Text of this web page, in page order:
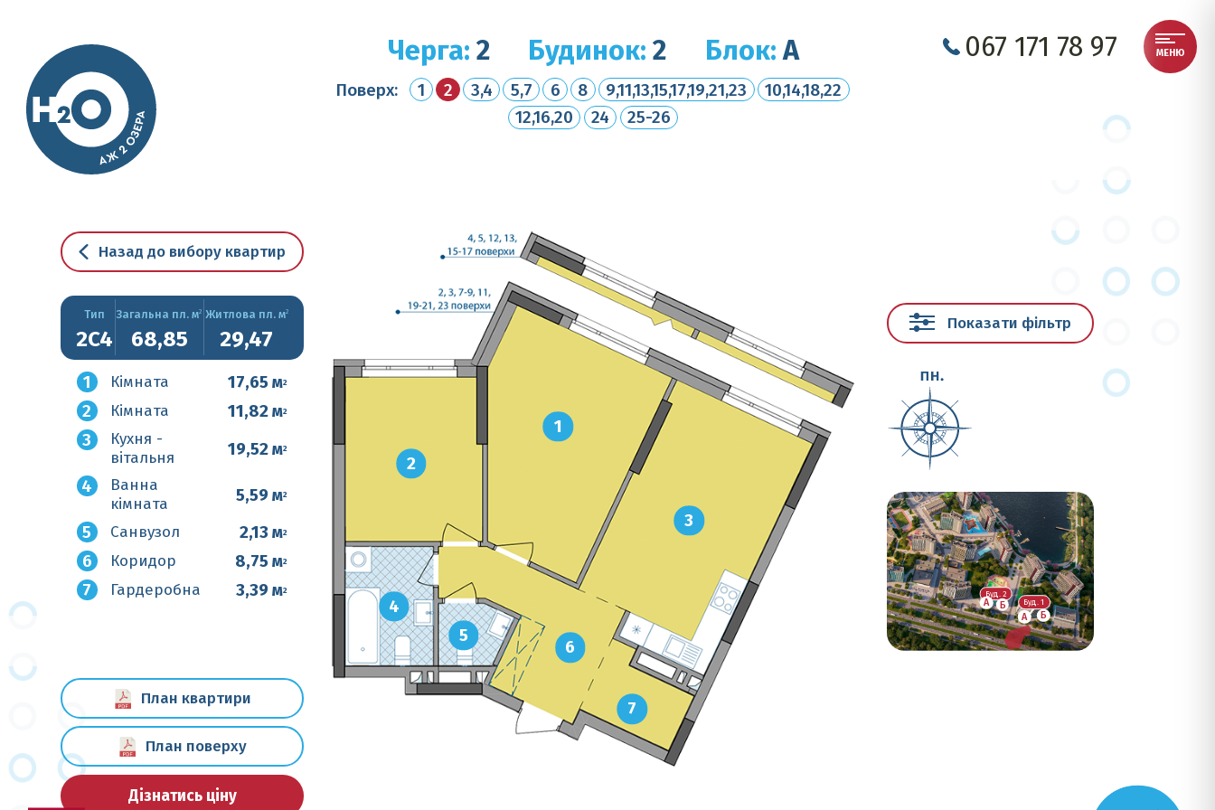
067 171 78 97 МЕНЮ
Покупцям
Галерея
Назад до вибору квартир
Тип
2C4
Загальна пл. м2
68,85
Житлова пл. м2
29,47
1 Кімната 17,65 м2
2 Кімната 11,82 м2
3
Кухня -
вітальня
19,52 м2
4
Ванна
кімната
5,59 м2
5 Санвузол 2,13 м2
6 Коридор 8,75 м2
7 Гардеробна 3,39 м2
План квартири
План поверху
Дізнатись ціну
Черга: 2 Будинок:2 Блок:А
Поверх: 1 2 3,4 5,7 6 8 9,11,13,15,17,19,21,23
10,14,18,22
12,16,20
24 25-26
1
2
3
4
5
6
7
Показати фільтр
Буд. 1
Буд. 2
А
Б
А
Б